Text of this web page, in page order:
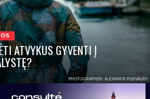
ATVYKUS GYVENTI Į
PHOTOGRAPHER: ALEXANDR PODVALNY